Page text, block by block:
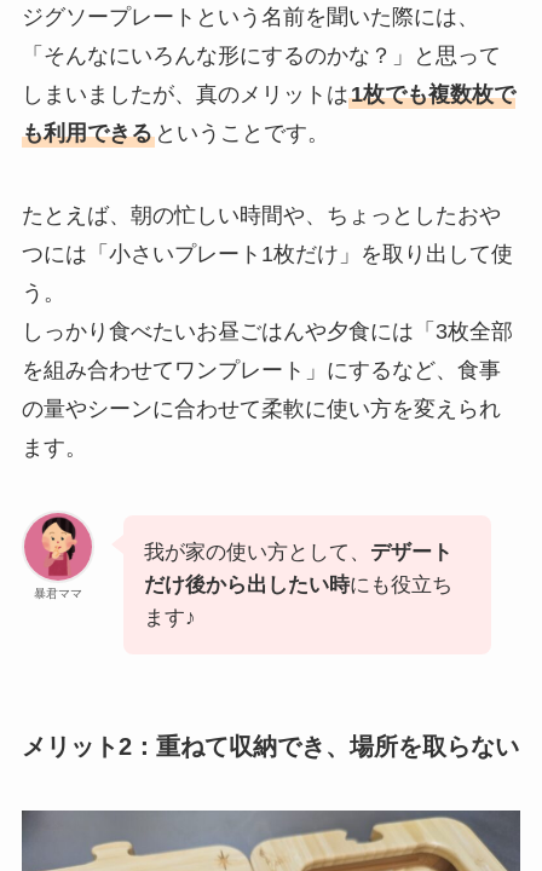
ジグソープレートという名前を聞いた際には、
「そんなにいろんな形にするのかな？」と思って
しまいましたが、真のメリットは1枚でも複数枚で
も利用できるということです。
たとえば、朝の忙しい時間や、ちょっとしたおや
つには「小さいプレート1枚だけ」を取り出して使
う。
しっかり食べたいお昼ごはんや夕食には「3枚全部
を組み合わせてワンプレート」にするなど、食事
の量やシーンに合わせて柔軟に使い方を変えられ
ます。
暴君ママ
我が家の使い方として、 デザート
だけ後から出したい時にも役立ち
ます♪
メリット2：重ねて収納でき、場所を取らない